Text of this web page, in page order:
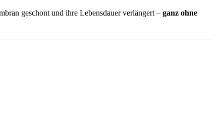
geschont und ihre Lebensdauer verlängert – ganz ohne